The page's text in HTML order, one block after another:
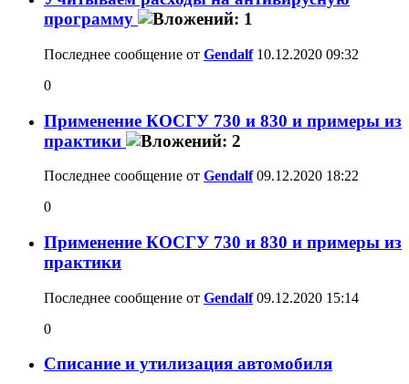
программу
Последнее сообщение от Gendalf10.12.2020 09:32
0
Применение КОСГУ 730 и 830 и примеры из
практики
Последнее сообщение от Gendalf09.12.2020 18:22
0
Применение КОСГУ 730 и 830 и примеры из
практики
Последнее сообщение от Gendalf09.12.2020 15:14
0
Списание и утилизация автомобиля